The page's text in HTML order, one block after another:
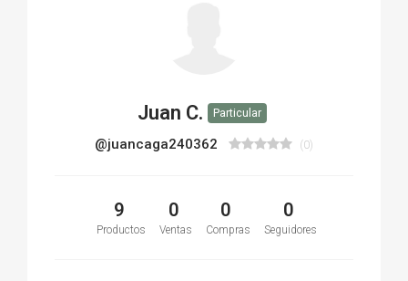
Juan C. Particular
@juancaga240362 (0)
9
Productos
0
Ventas
0
Compras
0
Seguidores